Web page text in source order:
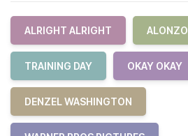
ALRIGHT ALRIGHT ALONZO
TRAINING DAY OKAY OKAY
DENZEL WASHINGTON